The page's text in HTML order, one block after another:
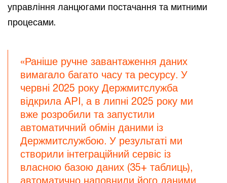
управління ланцюгами постачання та митними
процесами.
«Раніше ручне завантаження даних
вимагало багато часу та ресурсу. У
червні 2025 року Держмитслужба
відкрила API, а в липні 2025 року ми
вже розробили та запустили
автоматичний обмін даними із
Держмитслужбою. У результаті ми
створили інтеграційний сервіс із
власною базою даних (35+ таблиць),
автоматично наповнили його даними